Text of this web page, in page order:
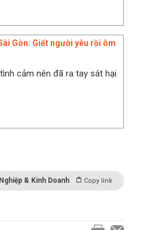
Gòn: Giết người yêu rồi ôm
cảm nên đã ra tay sát hại
& Kinh Doanh Copy link